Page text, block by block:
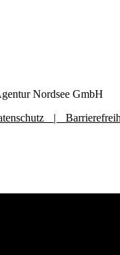
Nordsee GmbH
|